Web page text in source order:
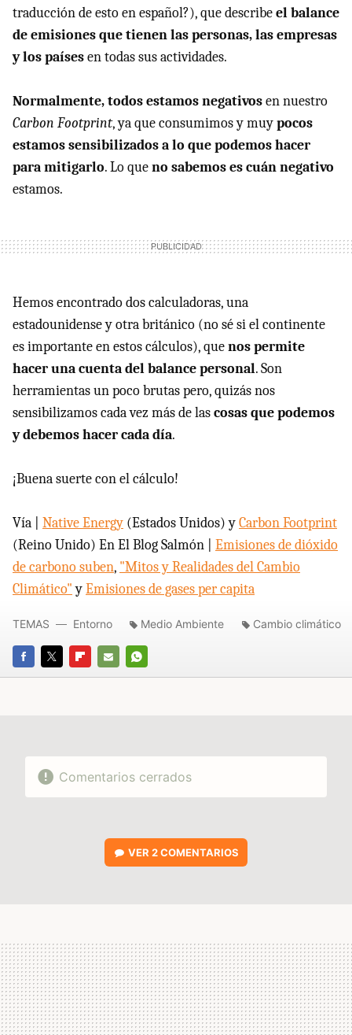
traducción de esto en español?), que describeel balance
de emisiones que tienen las personas, las empresas
y los paísesen todas sus actividades.
Normalmente, todos estamos negativosen nuestro
Carbon Footprint, ya que consumimos y muypocos
estamos sensibilizados a lo que podemos hacer
para mitigarlo. Lo queno sabemos es cuán negativo
estamos.
Hemos encontrado dos calculadoras, una
estadounidense y otra británico (no sé si el continente
es importante en estos cálculos), quenos permite
hacer una cuenta del balance personal. Son
herramientas un poco brutas pero, quizás nos
sensibilizamos cada vez más de lascosas que podemos
y debemos hacer cada día.
¡Buena suerte con el cálculo!
Vía | Native Energy (Estados Unidos) yCarbon Footprint
(Reino Unido) En El Blog Salmón | Emisiones de dióxido
de carbono suben, "Mitos y Realidades del Cambio
Climático"yEmisiones de gases per capita
FACEBOOK
TWITTERFLIPBOARD
E-
WHATSAPP
TEMAS Entorno Medio Ambiente Cambio climático
Comentarios cerrados
VER2 COMENTARIOS